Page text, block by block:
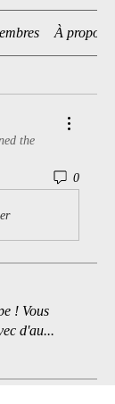
À propos
the
0
! Vous
d'au...